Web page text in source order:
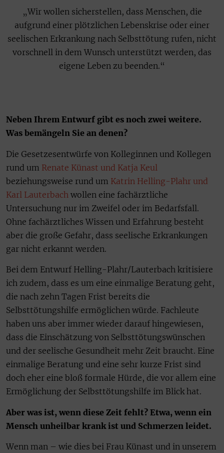
„Wir wollen sicherstellen, dass Menschen, die
aufgrund einer plötzlichen Lebenskrise oder einer
seelischen Erkrankung nach Selbsttötung rufen, nicht
vorschnell in dem Wunsch unterstützt werden, das
eigene Leben zu beenden.“
Neben Ihrem Entwurf gibt es noch zwei weitere.
Was bemängeln Sie an denen?
Die Gesetzesentwürfe von Kolleginnen und Kollegen
rund um Renate Künast und Katja Keul
beziehungsweise rund um Katrin Helling-Plahr und
Karl Lauterbach wollen eine fachärztliche
Untersuchung nur im Zweifel oder im Bedarfsfall.
Ohne fachärztliches Wissen und Erfahrung besteht
aber die große Gefahr, dass seelische Erkrankungen
gar nicht erkannt werden.
Bei dem Entwurf Helling-Plahr/Lauterbach kritisiere
ich zudem, dass es um eine einmalige Beratung geht,
die nach zehn Tagen Frist bereits die
Selbsttötungshilfe ermöglichen würde. Fachleute
haben uns aber immer wieder darauf hingewiesen,
dass die Einschätzung von Selbsttötungswünschen
und der seelische Gesundheit mehr Zeit braucht. Eine
einmalige Beratung und eine sehr kurze Frist sind
doch eher eine bloß formale Hürde, die vor allem eine
Ermöglichung der Selbsttötungshilfe im Blick hat.
Aber was ist, wenn diese Zeit fehlt? Etwa, wenn ein
Mensch unheilbar krank ist und Schmerzen leidet.
Wenn man – wie dies bei Frau Künast und in unserem